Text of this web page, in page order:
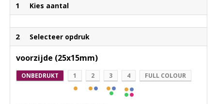
1 Kies aantal
2 Selecteer opdruk
voorzijde (25x15mm)
ONBEDRUKT 1 2 3 4 FULL COLOUR